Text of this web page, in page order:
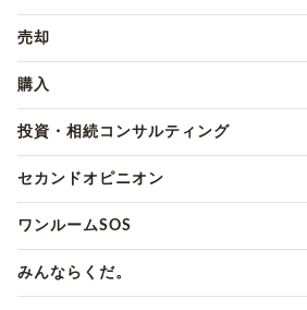
売却
購入
投資・相続コンサルティング
セカンドオピニオン
ワンルームSOS
みんならくだ。